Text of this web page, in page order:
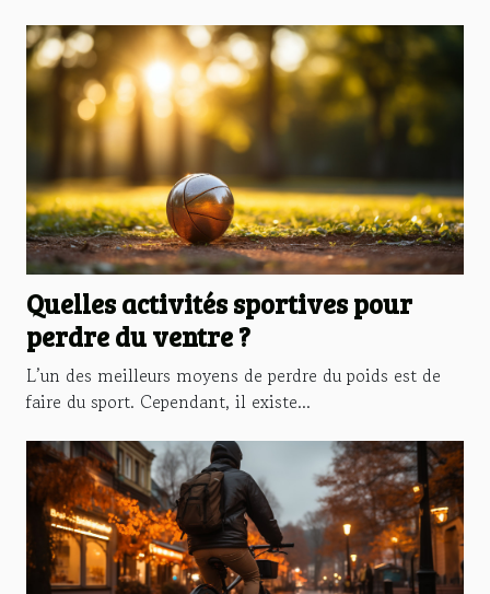
Quelles activités sportives pour
perdre du ventre ?
L’un des meilleurs moyens de perdre du poids est de
faire du sport. Cependant, il existe...